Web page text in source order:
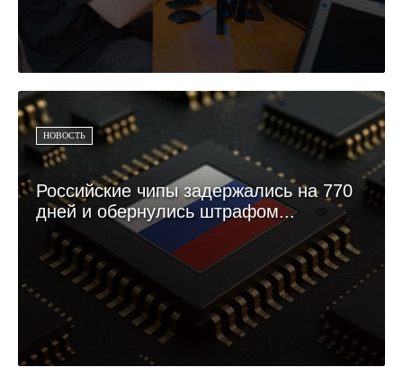
НОВОСТЬ
Российские чипы задержались на 770
дней и обернулись штрафом...